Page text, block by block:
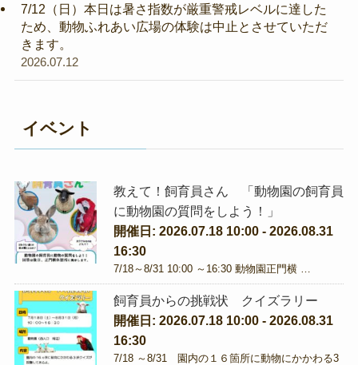
7/12（日）本日は暑さ指数が厳重警戒レベルに達した
ため、動物ふれあい広場の体験は中止とさせていただ
きます。
2026.07.12
イベント
教えて！飼育員さん 「動物園の飼育員
に動物園の質問をしよう！」
開催日: 2026.07.18 10:00 - 2026.08.31
16:30
7/18～8/31 10:00 ～16:30 動物園正門横 …
飼育員からの挑戦状 クイズラリー
開催日: 2026.07.18 10:00 - 2026.08.31
16:30
7/18 ～8/31 園内の１６箇所に動物にかかわる3